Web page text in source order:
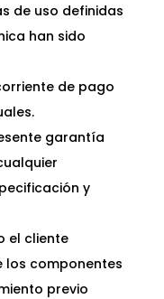
de uso definidas
han sido
de pago
garantía
y
el cliente
los componentes
previo